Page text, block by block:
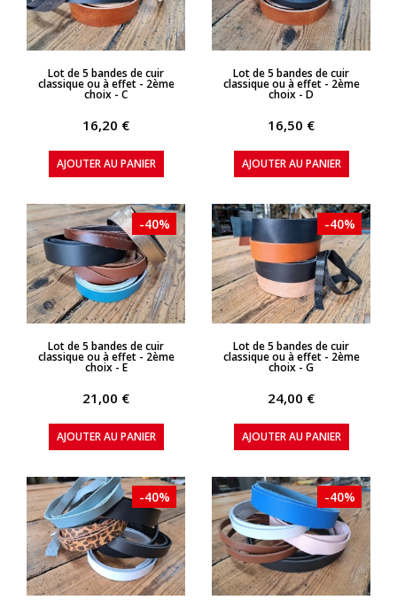
APERÇU RAPIDE
Lot de 5 bandes de cuir
classique ou à effet - 2ème
choix - C
16,20 €
AJOUTER AU PANIER
APERÇU RAPIDE
Lot de 5 bandes de cuir
classique ou à effet - 2ème
choix - D
16,50 €
AJOUTER AU PANIER
APERÇU RAPIDE
-40%
Lot de 5 bandes de cuir
classique ou à effet - 2ème
choix - E
21,00 €
AJOUTER AU PANIER
APERÇU RAPIDE
-40%
Lot de 5 bandes de cuir
classique ou à effet - 2ème
choix - G
24,00 €
AJOUTER AU PANIER
-40% -40%